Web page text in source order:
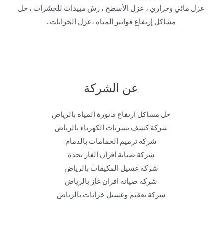
عزل مائي وحراري ، عزل الأسطح ، رش مبيدات للحشرات ، حل
مشاكل إرتفاع فواتير المياه ،عزل الخزانات .
عن الشركة
حل مشاكل ارتفاع فاتورة المياه بالرياض
شركة كشف تسربات الكهرباء بالرياض
شركة ترميم الحمامات بالدمام
شركة صيانة افران الغاز بجدة
شركة غسيل المكيفات بالرياض
شركة صيانة افران غاز بالرياض
شركة تعقيم وغسيل خزانات بالرياض